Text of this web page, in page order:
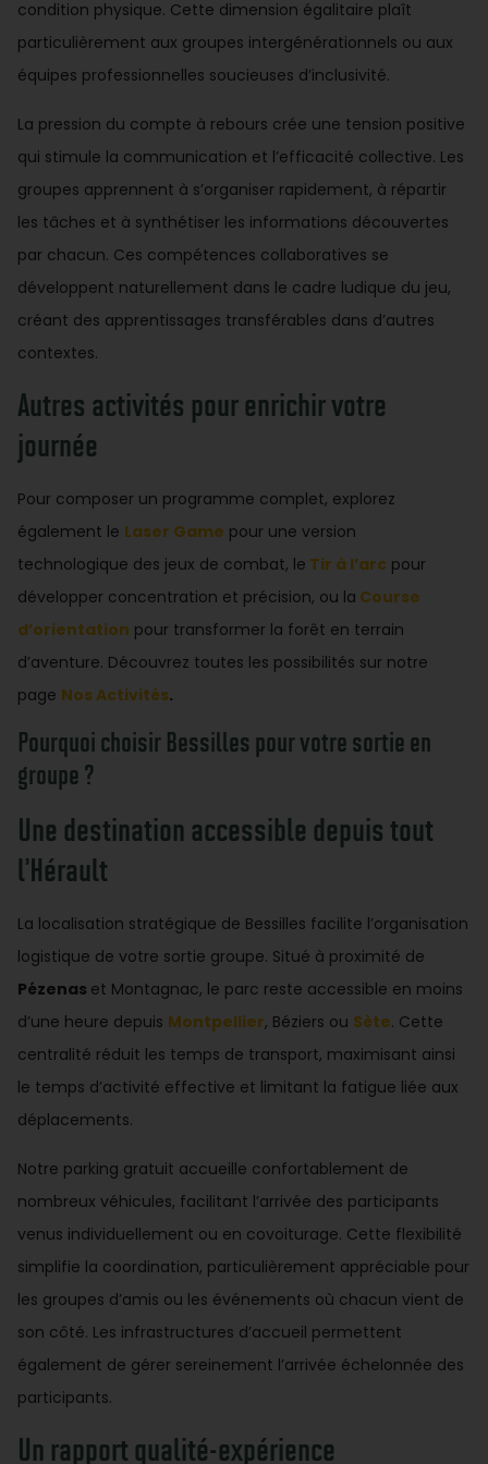
condition physique. Cette dimension égalitaire plaît
particulièrement aux groupes intergénérationnels ou aux
équipes professionnelles soucieuses d’inclusivité.
La pression du compte à rebours crée une tension positive
qui stimule la communication et l’efficacité collective. Les
groupes apprennent à s’organiser rapidement, à répartir
les tâches et à synthétiser les informations découvertes
par chacun. Ces compétences collaboratives se
développent naturellement dans le cadre ludique du jeu,
créant des apprentissages transférables dans d’autres
contextes.
Autres activités pour enrichir votre
journée
Pour composer un programme complet, explorez
également le Laser Game pour une version
technologique des jeux de combat, le Tir à l’arc pour
développer concentration et précision, ou la Course
d’orientation pour transformer la forêt en terrain
d’aventure. Découvrez toutes les possibilités sur notre
page Nos Activités.
Pourquoi choisir Bessilles pour votre sortie en
groupe ?
Une destination accessible depuis tout
l’Hérault
La localisation stratégique de Bessilles facilite l’organisation
logistique de votre sortie groupe. Situé à proximité de
Pézenas et Montagnac, le parc reste accessible en moins
d’une heure depuis Montpellier, Béziers ou Sète. Cette
centralité réduit les temps de transport, maximisant ainsi
le temps d’activité effective et limitant la fatigue liée aux
déplacements.
Notre parking gratuit accueille confortablement de
nombreux véhicules, facilitant l’arrivée des participants
venus individuellement ou en covoiturage. Cette flexibilité
simplifie la coordination, particulièrement appréciable pour
les groupes d’amis ou les événements où chacun vient de
son côté. Les infrastructures d’accueil permettent
également de gérer sereinement l’arrivée échelonnée des
participants.
Un rapport qualité-expérience